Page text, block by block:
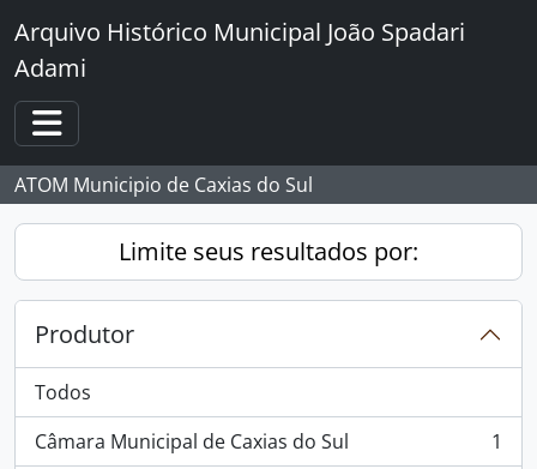
Skip to main content
Arquivo Histórico Municipal João Spadari
Adami
Toggle navigation
ATOM Municipio de Caxias do Sul
Limite seus resultados por:
Produtor
Todos
Câmara Municipal de Caxias do Sul
, 1 resultados
1